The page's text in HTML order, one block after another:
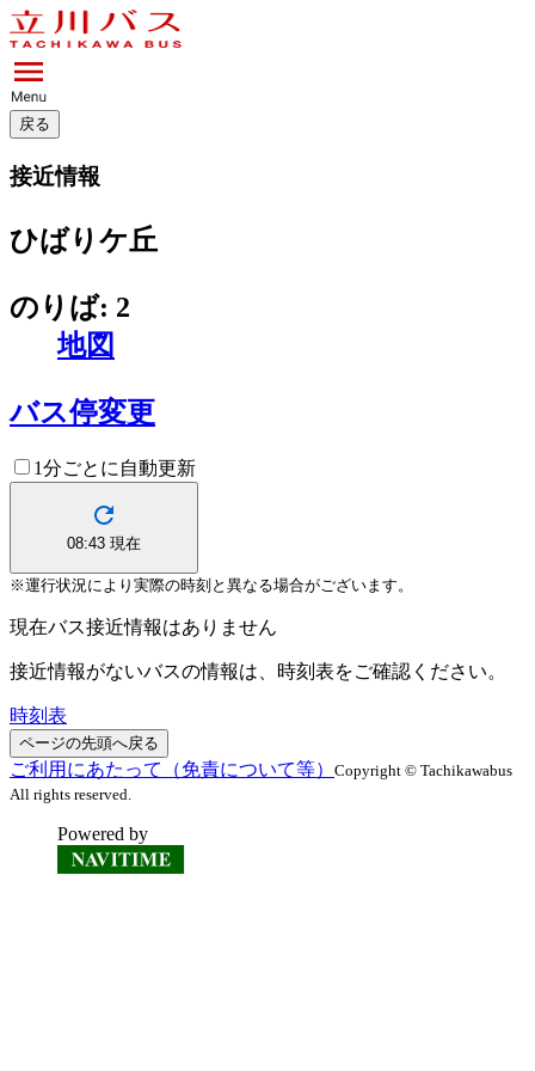
戻る
接近情報
ひばりケ丘
のりば: 2
地図
バス停変更
1分ごとに自動更新
08:43 現在
※運行状況により実際の時刻と異なる場合がございます。
現在バス接近情報はありません
接近情報がないバスの情報は、時刻表をご確認ください。
時刻表
ページの先頭へ戻る
ご利用にあたって（免責について等） Copyright © Tachikawabus
All rights reserved.
Powered by